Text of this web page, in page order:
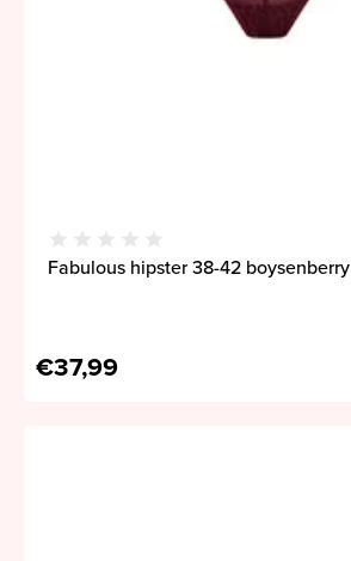
Fabulous hipster 38-42 boysenberry
€37,99